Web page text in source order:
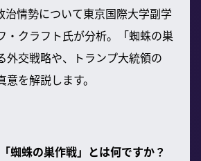
治情勢について東京国際大学副学
・クラフト氏が分析。「蜘蛛の巣
外交戦略や、トランプ大統領の
意を解説します。
蜘蛛の巣作戦」とは何ですか？